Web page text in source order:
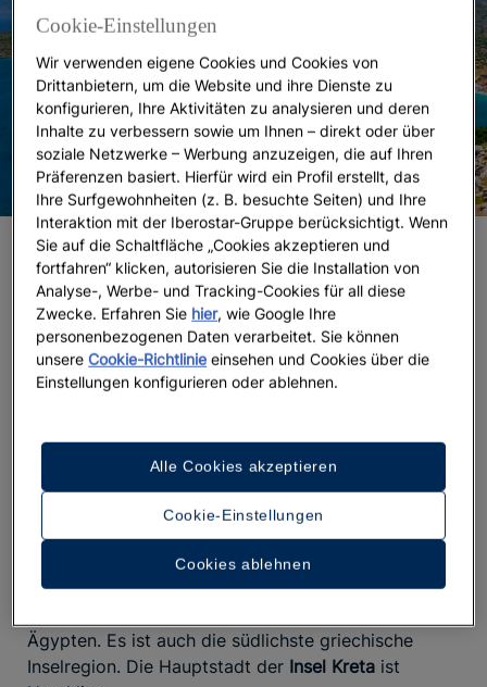
Wo liegt die Insel Kreta?
Sie ist die größte griechische Insel und die
fünftgrößte in Europa, aberwo genau liegt Kreta
Die folgenden Koordinaten helfen Ihnen, sie zu
finden. Sie liegt im Mittelmeer, in Europa und ganz
zwischen Ost und West (Handel, Politik und Literatur
haben dazu beigetragen). Eine andere Möglichkeit,
es auf der Karte zu verorten, ist, sich das südliche
Ende der Ägäis vorzustellen: Das Mittelmeer liegt
zwischen Griechenland und der Türkei. Etwa 400
Kilometer südlich in Richtung griechisches Festland
Ägypten. Es ist auch die südlichste griechische
Inselregion. Die Hauptstadt der Insel Kreta ist
Cookie-Einstellungen
Wir verwenden eigene Cookies und Cookies von
Drittanbietern, um die Website und ihre Dienste zu
konfigurieren, Ihre Aktivitäten zu analysieren und deren
Inhalte zu verbessern sowie um Ihnen – direkt oder über
soziale Netzwerke – Werbung anzuzeigen, die auf Ihren
Präferenzen basiert. Hierfür wird ein Profil erstellt, das
Ihre Surfgewohnheiten (z. B. besuchte Seiten) und Ihre
Interaktion mit der Iberostar-Gruppe berücksichtigt. Wenn
Sie auf die Schaltfläche „Cookies akzeptieren und
fortfahren“ klicken, autorisieren Sie die Installation von
Analyse-, Werbe- und Tracking-Cookies für all diese
Zwecke. Erfahren Sie hier, wie Google Ihre
personenbezogenen Daten verarbeitet. Sie können
unsereCookie-Richtlinie einsehen und Cookies über die
Einstellungen konfigurieren oder ablehnen.
Cookie-Einstellungen
Cookies ablehnen
Alle Cookies akzeptieren